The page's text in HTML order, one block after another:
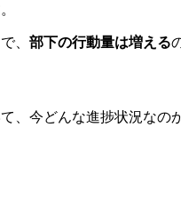
、 部下の行動量は増える
、今どんな進捗状況なの